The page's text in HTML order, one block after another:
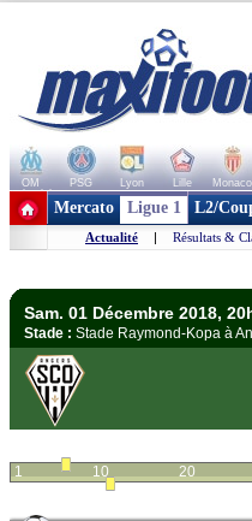
OM PSG Lyon Lille Monaco
+ de clubs
Mercato Ligue 1 L2/
Actualité | Résultats &
Sam. 01 Décembre 2018,
Stade : Stade Raymond-Kopa à
1 10 20